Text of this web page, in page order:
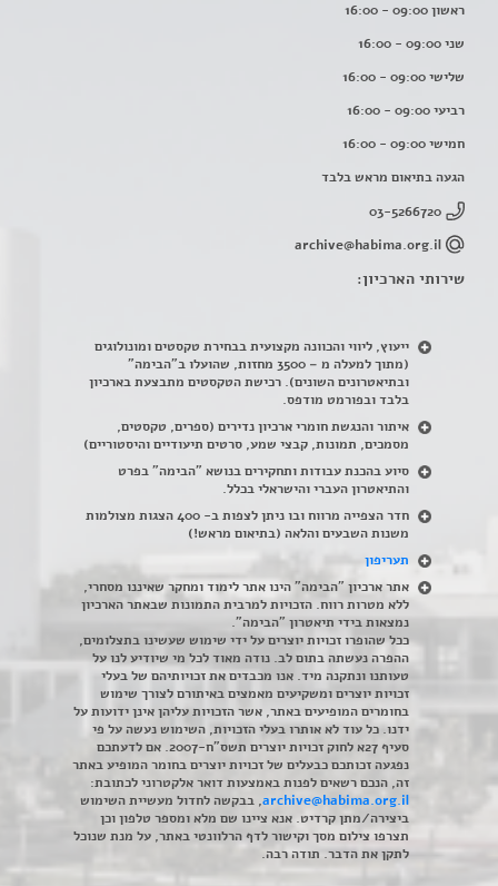
ראשון 09:00 - 16:00
שני 09:00 - 16:00
שלישי 09:00 - 16:00
רביעי 09:00 - 16:00
חמישי 09:00 - 16:00
הגעה בתיאום מראש בלבד
03-5266720
archive@habima.org.il
שירותי הארכיון:
ייעוץ, ליווי והכוונה מקצועית בבחירת טקסטים ומונולוגים
(מתוך למעלה מ – 3500 מחזות, שהועלו ב"הבימה"
ובתיאטרונים השונים). רכישת הטקסטים מתבצעת בארכיון
בלבד ובפורמט מודפס.
איתור והנגשת חומרי ארכיון נדירים (ספרים, טקסטים,
מסמכים, תמונות, קבצי שמע, סרטים תיעודיים והיסטוריים)
סיוע בהכנת עבודות ותחקירים בנושא "הבימה" בפרט
והתיאטרון העברי והישראלי בכלל.
חדר הצפייה מרווח ובו ניתן לצפות ב- 400 הצגות מצולמות
משנות השבעים והלאה (בתיאום מראש!)
תעריפון
אתר ארכיון "הבימה" הינו אתר לימוד ומחקר שאיננו מסחרי,
ללא מטרות רווח. הזכויות למרבית התמונות שבאתר הארכיון
נמצאות בידי תיאטרון "הבימה".
ככל שהופרו זכויות יוצרים על ידי שימוש שעשינו בתצלומים,
ההפרה נעשתה בתום לב. נודה מאוד לכל מי שיודיע לנו על
טעותנו ונתקנה מיד. אנו מכבדים את זכויותיהם של בעלי
זכויות יוצרים ומשקיעים מאמצים באיתורם לצורך שימוש
בחומרים המופיעים באתר, אשר הזכויות עליהן אינן ידועות על
ידנו. כל עוד לא אותרו בעלי הזכויות, השימוש נעשה על פי
סעיף 27א לחוק זכויות יוצרים תשס"ח-2007. אם לדעתכם
נפגעה זכותכם כבעלים של זכויות יוצרים בחומר המופיע באתר
זה, הנכם רשאים לפנות באמצעות דואר אלקטרוני לכתובת:
archive@habima.org.il, בבקשה לחדול מעשיית השימוש
ביצירה/מתן קרדיט. אנא ציינו שם מלא ומספר טלפון וכן
תצרפו צילום מסך וקישור לדף הרלוונטי באתר, על מנת שנוכל
לתקן את הדבר. תודה רבה.